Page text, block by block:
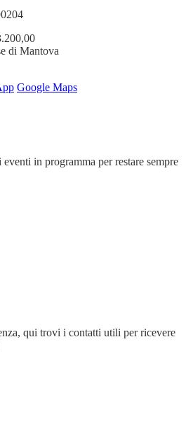
di Mantova
Google Maps
in programma per restare sempre
qui trovi i contatti utili per ricevere